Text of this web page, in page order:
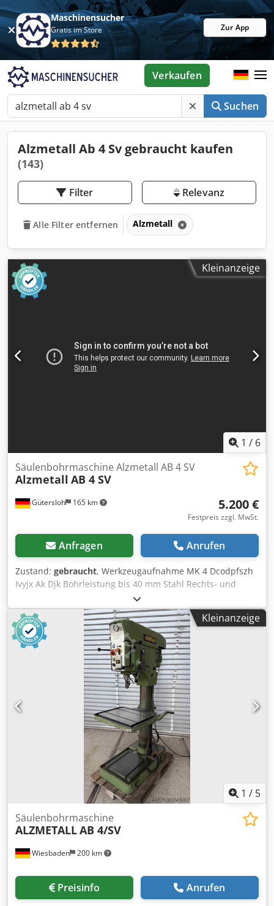
Maschinensucher
Gratis im Store Zur App
Suchen
Verkaufen
Alzmetall Ab 4 Sv gebraucht kaufen
(143)
Filter Relevanz
Alle Filter entfernen Alzmetall
Kleinanzeige
1 / 6
Gütersloh 165 km
Säulenbohrmaschine Alzmetall AB 4 SV
Alzmetall AB 4 SV
5.200 €
Festpreis zzgl. MwSt.
Anfragen Anrufen
Zustand: gebraucht, Werkzeugaufnahme MK 4 Dcodpfszh
Ivyjx Ak Djk Bohrleistung bis 40 mm Stahl Rechts- und
Linkslauf Stufenlose Drehzahlverstellung mit Anzeige
Automatischer Vorschub
Kleinanzeige
1 / 5
Wiesbaden 200 km
Säulenbohrmaschine
ALZMETALLAB 4/SV
Preisinfo Anrufen